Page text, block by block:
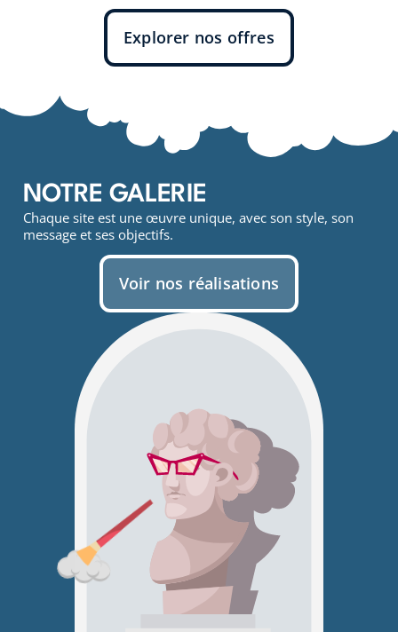
Explorer nos offres
NOTRE GALERIE
Chaque site est une œuvre unique, avec son style, son
message et ses objectifs.
Voir nos réalisations